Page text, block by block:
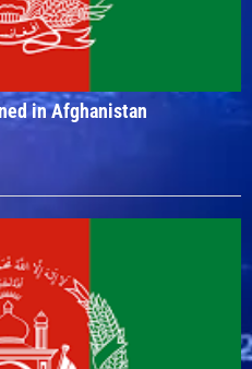
in Afghanistan